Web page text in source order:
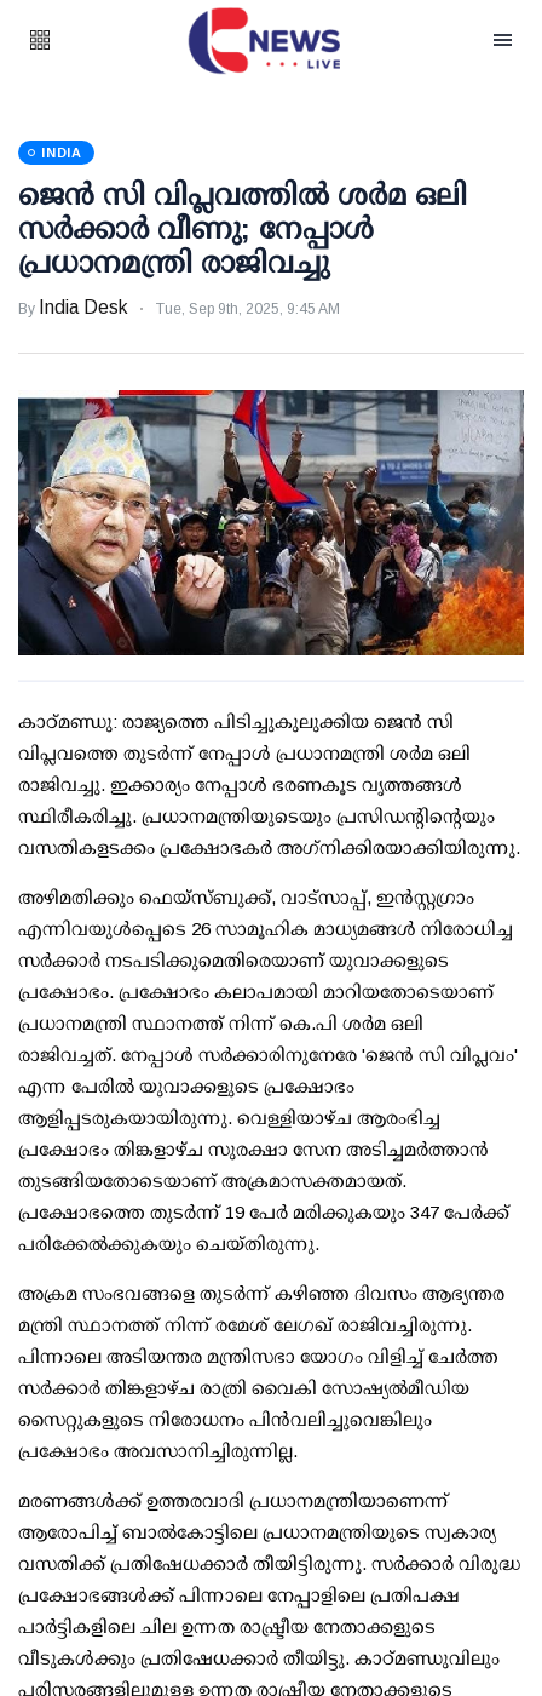
INDIA
ജെന്‍ സി വിപ്ലവത്തില്‍ ശര്‍മ ഒലി
സര്‍ക്കാര്‍ വീണു; നേപ്പാള്‍
പ്രധാനമന്ത്രി രാജിവച്ചു
By India Desk Tue, Sep 9th, 2025, 9:45 AM
കാഠ്മണ്ഡു: രാജ്യത്തെ പിടിച്ചുകുലുക്കിയ ജെന്‍ സി
വിപ്ലവത്തെ തുടര്‍ന്ന് നേപ്പാള്‍ പ്രധാനമന്ത്രി ശര്‍മ ഒലി
രാജിവച്ചു. ഇക്കാര്യം നേപ്പാള്‍ ഭരണകൂട വൃത്തങ്ങള്‍
സ്ഥിരീകരിച്ചു. പ്രധാനമന്ത്രിയുടെയും പ്രസിഡന്റിന്റെയും
വസതികളടക്കം പ്രക്ഷോഭകര്‍ അഗ്‌നിക്കിരയാക്കിയിരുന്നു.
അഴിമതിക്കും ഫെയ്‌സ്ബുക്ക്, വാട്‌സാപ്പ്, ഇന്‍സ്റ്റഗ്രാം
എന്നിവയുള്‍പ്പെടെ 26 സാമൂഹിക മാധ്യമങ്ങള്‍ നിരോധിച്ച
സര്‍ക്കാര്‍ നടപടിക്കുമെതിരെയാണ് യുവാക്കളുടെ
പ്രക്ഷോഭം. പ്രക്ഷോഭം കലാപമായി മാറിയതോടെയാണ്
പ്രധാനമന്ത്രി സ്ഥാനത്ത് നിന്ന് കെ.പി ശര്‍മ ഒലി
രാജിവച്ചത്. നേപ്പാള്‍ സര്‍ക്കാരിനുനേരേ 'ജെന്‍ സി വിപ്ലവം'
എന്ന പേരില്‍ യുവാക്കളുടെ പ്രക്ഷോഭം
ആളിപ്പടരുകയായിരുന്നു. വെള്ളിയാഴ്ച ആരംഭിച്ച
പ്രക്ഷോഭം തിങ്കളാഴ്ച സുരക്ഷാ സേന അടിച്ചമര്‍ത്താന്‍
തുടങ്ങിയതോടെയാണ് അക്രമാസക്തമായത്.
പ്രക്ഷോഭത്തെ തുടര്‍ന്ന് 19 പേര്‍ മരിക്കുകയും 347 പേര്‍ക്ക്
പരിക്കേല്‍ക്കുകയും ചെയ്തിരുന്നു.
അക്രമ സംഭവങ്ങളെ തുടര്‍ന്ന് കഴിഞ്ഞ ദിവസം ആഭ്യന്തര
മന്ത്രി സ്ഥാനത്ത് നിന്ന് രമേശ് ലേഗഖ് രാജിവച്ചിരുന്നു.
പിന്നാലെ അടിയന്തര മന്ത്രിസഭാ യോഗം വിളിച്ച് ചേര്‍ത്ത
സര്‍ക്കാര്‍ തിങ്കളാഴ്ച രാത്രി വൈകി സോഷ്യല്‍മീഡിയ
സൈറ്റുകളുടെ നിരോധനം പിന്‍വലിച്ചുവെങ്കിലും
പ്രക്ഷോഭം അവസാനിച്ചിരുന്നില്ല.
മരണങ്ങള്‍ക്ക് ഉത്തരവാദി പ്രധാനമന്ത്രിയാണെന്ന്
ആരോപിച്ച് ബാല്‍കോട്ടിലെ പ്രധാനമന്ത്രിയുടെ സ്വകാര്യ
വസതിക്ക് പ്രതിഷേധക്കാര്‍ തീയിട്ടിരുന്നു. സര്‍ക്കാര്‍ വിരുദ്ധ
പ്രക്ഷോഭങ്ങള്‍ക്ക് പിന്നാലെ നേപ്പാളിലെ പ്രതിപക്ഷ
പാര്‍ട്ടികളിലെ ചില ഉന്നത രാഷ്ട്രീയ നേതാക്കളുടെ
വീടുകള്‍ക്കും പ്രതിഷേധക്കാര്‍ തീയിട്ടു. കാഠ്മണ്ഡുവിലും
പരിസരങ്ങളിലുമുള്ള ഉന്നത രാഷ്ട്രീയ നേതാക്കളുടെ